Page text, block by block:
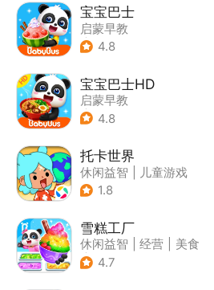
宝宝巴士
启蒙早教
| 儿童益智游戏
4.8
宝宝巴士HD
启蒙早教
| 儿童益智游戏
4.8
托卡世界
休闲益智
儿童游戏
1.8
雪糕工厂
休闲益智 经营
美食
| 宝宝巴士
4.7